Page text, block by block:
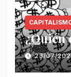
¿Quién
23/07/